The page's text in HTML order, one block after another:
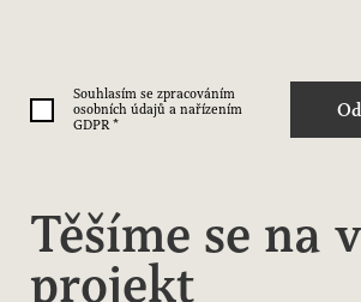
Souhlasím se zpracováním
osobních údajů a nařízením
GDPR*
Těšíme se na
projekt